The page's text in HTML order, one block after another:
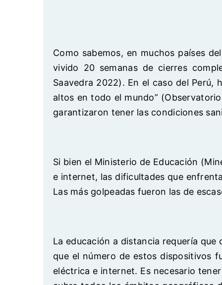
Como sabemos, en muchos países
vivido 20 semanas de cierres
Saavedra 2022). En el caso del Perú,
altos en todo el mundo”
garantizaron tener las condiciones
Si bien el Ministerio de Educación
e internet, las dificultades que
Las más golpeadas fueron las de
La educación a distancia requería
que el número de estos dispositivos
eléctrica e internet. Es necesario